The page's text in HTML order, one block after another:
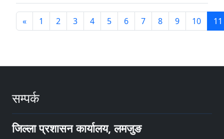
« 1 2 3 4 5 6 7 8 9 10 11
सम्पर्क
जिल्ला प्रशासन कार्यालय, लमजुङ